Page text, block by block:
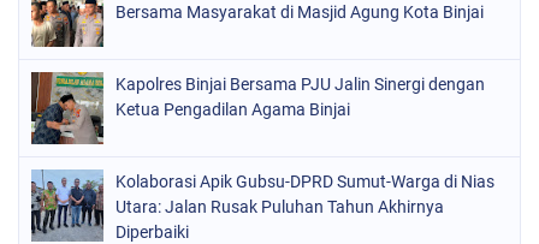
Bersama Masyarakat di Masjid Agung Kota Binjai
Kapolres Binjai Bersama PJU Jalin Sinergi dengan
Ketua Pengadilan Agama Binjai
Kolaborasi Apik Gubsu-DPRD Sumut-Warga di Nias
Utara: Jalan Rusak Puluhan Tahun Akhirnya
Diperbaiki